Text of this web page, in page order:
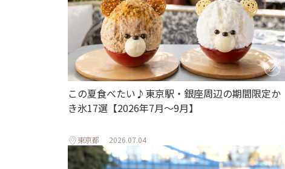
この夏食べたい♪東京駅・銀座周辺の期間限定か
き氷17選【2026年7月～9月】
東京都 2026.07.04